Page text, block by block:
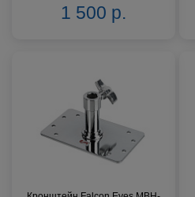
1 500 р.